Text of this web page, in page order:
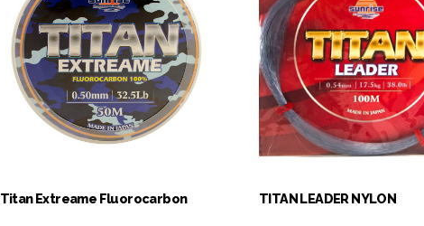
Titan Extreame Fluorocarbon TITAN LEADER NYLON